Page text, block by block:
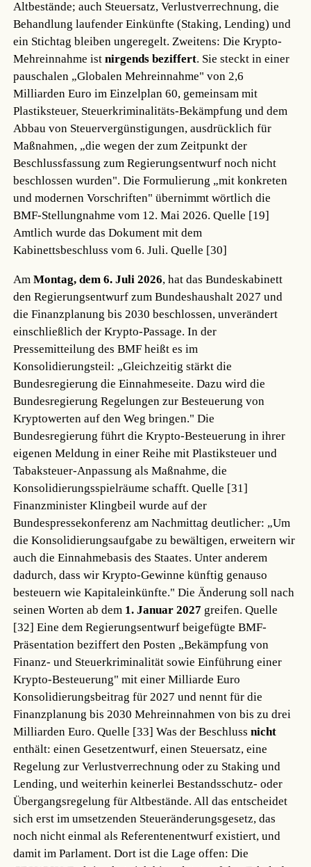
Altbestände; auch Steuersatz, Verlustverrechnung, die
Behandlung laufender Einkünfte (Staking, Lending) und
ein Stichtag bleiben ungeregelt. Zweitens: Die Krypto-
Mehreinnahme istnirgends beziffert. Sie steckt in einer
pauschalen „Globalen Mehreinnahme" von 2,6
Milliarden Euro im Einzelplan 60, gemeinsam mit
Plastiksteuer, Steuerkriminalitäts-Bekämpfung und dem
Abbau von Steuervergünstigungen, ausdrücklich für
Maßnahmen, „die wegen der zum Zeitpunkt der
Beschlussfassung zum Regierungsentwurf noch nicht
beschlossen wurden". Die Formulierung „mit konkreten
und modernen Vorschriften" übernimmt wörtlich die
BMF-Stellungnahme vom 12. Mai 2026.Quelle [19]
Amtlich wurde das Dokument mit dem
Kabinettsbeschluss vom 6. Juli.Quelle [30]
AmMontag, dem 6. Juli 2026, hat das Bundeskabinett
den Regierungsentwurf zum Bundeshaushalt 2027 und
die Finanzplanung bis 2030 beschlossen, unverändert
einschließlich der Krypto-Passage. In der
Pressemitteilung des BMF heißt es im
Konsolidierungsteil: „Gleichzeitig stärkt die
Bundesregierung die Einnahmeseite. Dazu wird die
Bundesregierung Regelungen zur Besteuerung von
Kryptowerten auf den Weg bringen." Die
Bundesregierung führt die Krypto-Besteuerung in ihrer
eigenen Meldung in einer Reihe mit Plastiksteuer und
Tabaksteuer-Anpassung als Maßnahme, die
Konsolidierungsspielräume schafft.Quelle [31]
Finanzminister Klingbeil wurde auf der
Bundespressekonferenz am Nachmittag deutlicher: „Um
die Konsolidierungsaufgabe zu bewältigen, erweitern wir
auch die Einnahmebasis des Staates. Unter anderem
dadurch, dass wir Krypto-Gewinne künftig genauso
besteuern wie Kapitaleinkünfte." Die Änderung soll nach
seinen Worten ab dem 1. Januar 2027 greifen.Quelle
[32] Eine dem Regierungsentwurf beigefügte BMF-
Präsentation beziffert den Posten „Bekämpfung von
Finanz- und Steuerkriminalität sowie Einführung einer
Krypto-Besteuerung" mit einer Milliarde Euro
Konsolidierungsbeitrag für 2027 und nennt für die
Finanzplanung bis 2030 Mehreinnahmen von bis zu drei
Milliarden Euro.Quelle [33] Was der Beschlussnicht
enthält: einen Gesetzentwurf, einen Steuersatz, eine
Regelung zur Verlustverrechnung oder zu Staking und
Lending, und weiterhin keinerlei Bestandsschutz- oder
Übergangsregelung für Altbestände. All das entscheidet
sich erst im umsetzenden Steueränderungsgesetz, das
noch nicht einmal als Referentenentwurf existiert, und
damit im Parlament. Dort ist die Lage offen: Die